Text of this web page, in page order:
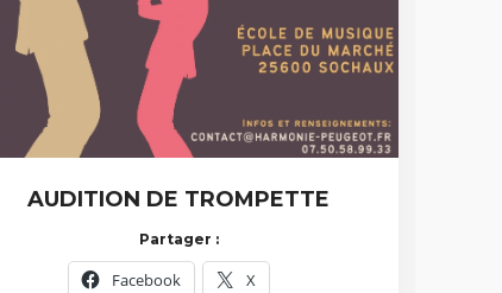
AUDITION DE TROMPETTE
Partager :
Facebook X